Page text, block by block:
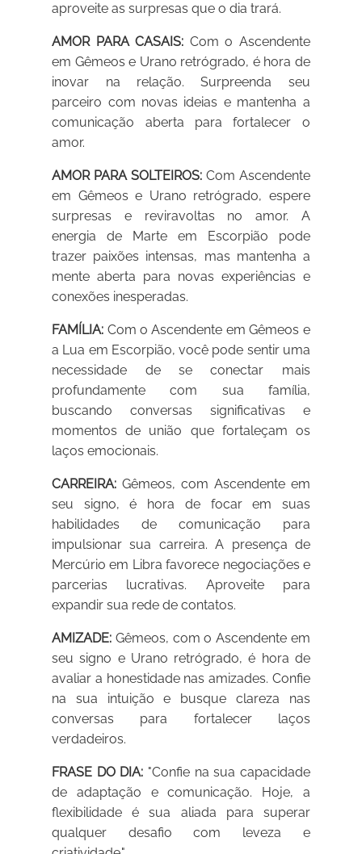
aproveite as surpresas que o dia trará.
AMOR PARA CASAIS: Com o Ascendente
em Gêmeos e Urano retrógrado, é hora de
inovar na relação. Surpreenda seu
parceiro com novas ideias e mantenha a
comunicação aberta para fortalecer o
amor.
AMOR PARA SOLTEIROS: Com Ascendente
em Gêmeos e Urano retrógrado, espere
surpresas e reviravoltas no amor. A
energia de Marte em Escorpião pode
trazer paixões intensas, mas mantenha a
mente aberta para novas experiências e
conexões inesperadas.
FAMÍLIA: Com o Ascendente em Gêmeos e
a Lua em Escorpião, você pode sentir uma
necessidade de se conectar mais
profundamente com sua família,
buscando conversas significativas e
momentos de união que fortaleçam os
laços emocionais.
CARREIRA: Gêmeos, com Ascendente em
seu signo, é hora de focar em suas
habilidades de comunicação para
impulsionar sua carreira. A presença de
Mercúrio em Libra favorece negociações e
parcerias lucrativas. Aproveite para
expandir sua rede de contatos.
AMIZADE: Gêmeos, com o Ascendente em
seu signo e Urano retrógrado, é hora de
avaliar a honestidade nas amizades. Confie
na sua intuição e busque clareza nas
conversas para fortalecer laços
verdadeiros.
FRASE DO DIA: "Confie na sua capacidade
de adaptação e comunicação. Hoje, a
flexibilidade é sua aliada para superar
qualquer desafio com leveza e